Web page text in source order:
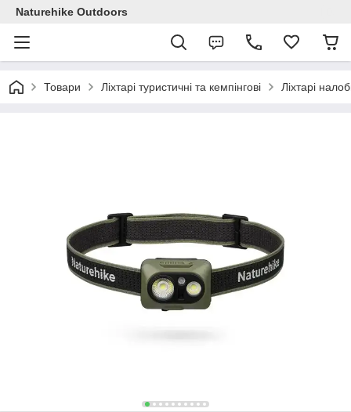
Naturehike Outdoors
Товари Ліхтарі туристичні та кемпінгові Ліхтарі